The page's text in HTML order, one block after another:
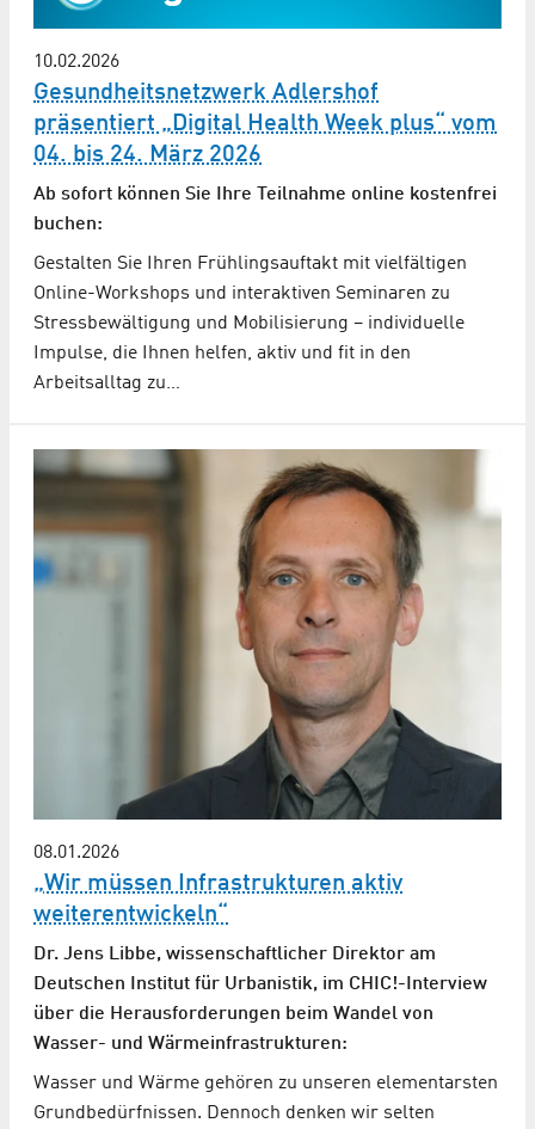
10.02.2026
Gesundheitsnetzwerk Adlershof
präsentiert „Digital Health Week plus“ vom
04. bis 24. März 2026
Ab sofort können Sie Ihre Teilnahme online kostenfrei
buchen:
Gestalten Sie Ihren Frühlingsauftakt mit vielfältigen
Online-Workshops und interaktiven Seminaren zu
Stressbewältigung und Mobilisierung – individuelle
Impulse, die Ihnen helfen, aktiv und fit in den
Arbeitsalltag zu…
08.01.2026
„Wir müssen Infrastrukturen aktiv
weiterentwickeln“
Dr. Jens Libbe, wissenschaftlicher Direktor am
Deutschen Institut für Urbanistik, im CHIC!-Interview
über die Herausforderungen beim Wandel von
Wasser- und Wärmeinfrastrukturen:
Wasser und Wärme gehören zu unseren elementarsten
Grundbedürfnissen. Dennoch denken wir selten